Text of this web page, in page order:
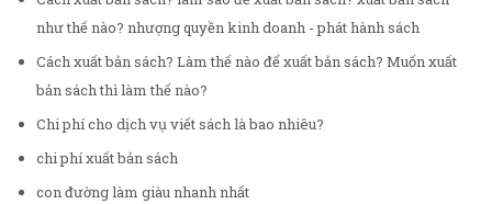
như thế nào? nhượng quyền kinh doanh - phát hành sách
Cách xuất bản sách? Làm thế nào để xuất bản sách? Muốn xuất
bản sách thì làm thế nào?
Chi phí cho dịch vụ viết sách là bao nhiêu?
chi phí xuất bản sách
con đường làm giàu nhanh nhất